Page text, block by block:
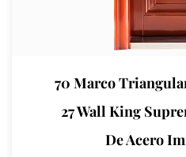
70 Marco
27 Wall King
De Acero